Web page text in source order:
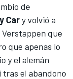
de
Cary volvió a
que
que apenas lo
y el alemán
el abandono